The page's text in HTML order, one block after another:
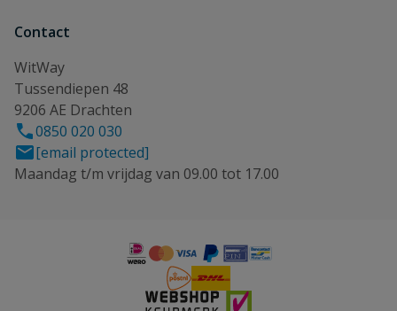
Contact
WitWay
Tussendiepen 48
9206 AE Drachten
0850 020 030
[email protected]
Maandag t/m vrijdag van 09.00 tot 17.00